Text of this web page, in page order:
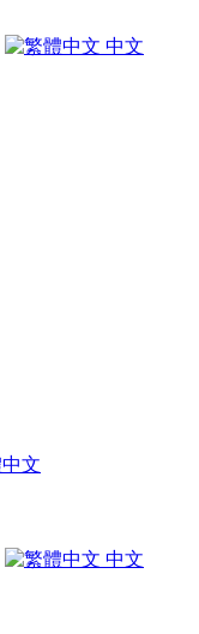
中文
文
中文